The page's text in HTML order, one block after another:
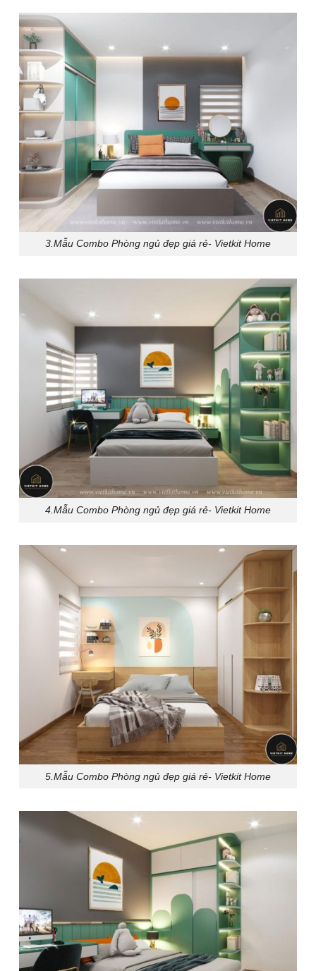
3.Mẫu Combo Phòng ngủ đẹp giá rẻ- Vietkit Home
4.Mẫu Combo Phòng ngủ đẹp giá rẻ- Vietkit Home
5.Mẫu Combo Phòng ngủ đẹp giá rẻ- Vietkit Home